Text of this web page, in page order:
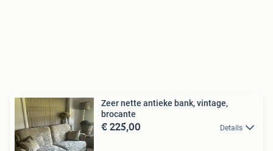
Zeer nette antieke bank, vintage,
brocante
€ 225,00 Details